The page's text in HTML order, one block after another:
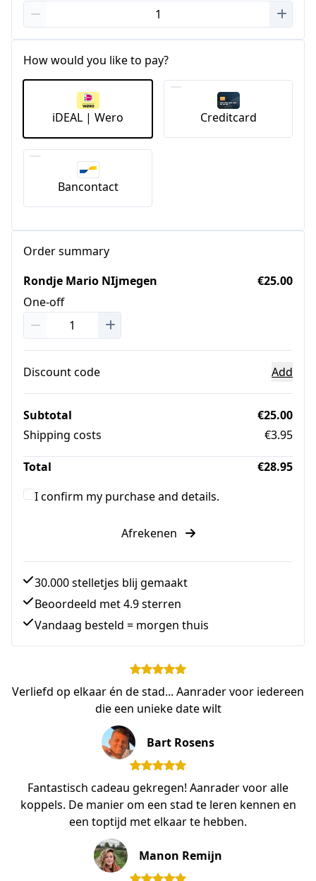
How would you like to pay?
iDEAL | Wero Creditcard
Bancontact
Order summary
Rondje Mario NIjmegen
One-off
€25.00
Discount code Add
Subtotal
€25.00
Shipping costs
€3.95
Total
€28.95
I confirm my purchase and details.
Afrekenen
30.000 stelletjes blij gemaakt
Beoordeeld met 4.9 sterren
Vandaag besteld = morgen thuis
Verliefd op elkaar én de stad... Aanrader voor iedereen
die een unieke date wilt
Bart Rosens
Fantastisch cadeau gekregen! Aanrader voor alle
koppels. De manier om een stad te leren kennen en
een toptijd met elkaar te hebben.
Manon Remijn